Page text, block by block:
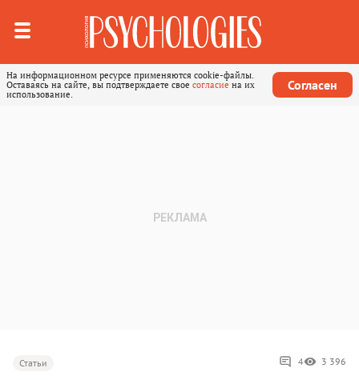
На информационном ресурсе применяются cookie-файлы.
Оставаясь на сайте, вы подтверждаете свое согласие на их
использование.
Согласен
Статьи 4 3 396